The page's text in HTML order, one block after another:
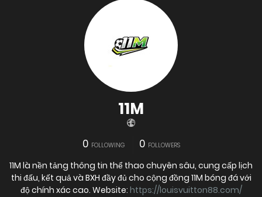
11M
0 FOLLOWING 0 FOLLOWERS
11M là nền tảng thông tin thể thao chuyên sâu, cung cấp lịch
thi đấu, kết quả và BXH đầy đủ cho cộng đồng 11M bóng đá với
độ chính xác cao. Website: https://louisvuitton88.com/